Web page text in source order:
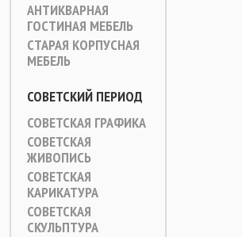
АНТИКВАРНАЯ
ГОСТИНАЯ МЕБЕЛЬ
СТАРАЯ КОРПУСНАЯ
МЕБЕЛЬ
СОВЕТСКИЙ ПЕРИОД
СОВЕТСКАЯ ГРАФИКА
СОВЕТСКАЯ
ЖИВОПИСЬ
СОВЕТСКАЯ
КАРИКАТУРА
СОВЕТСКАЯ
СКУЛЬПТУРА